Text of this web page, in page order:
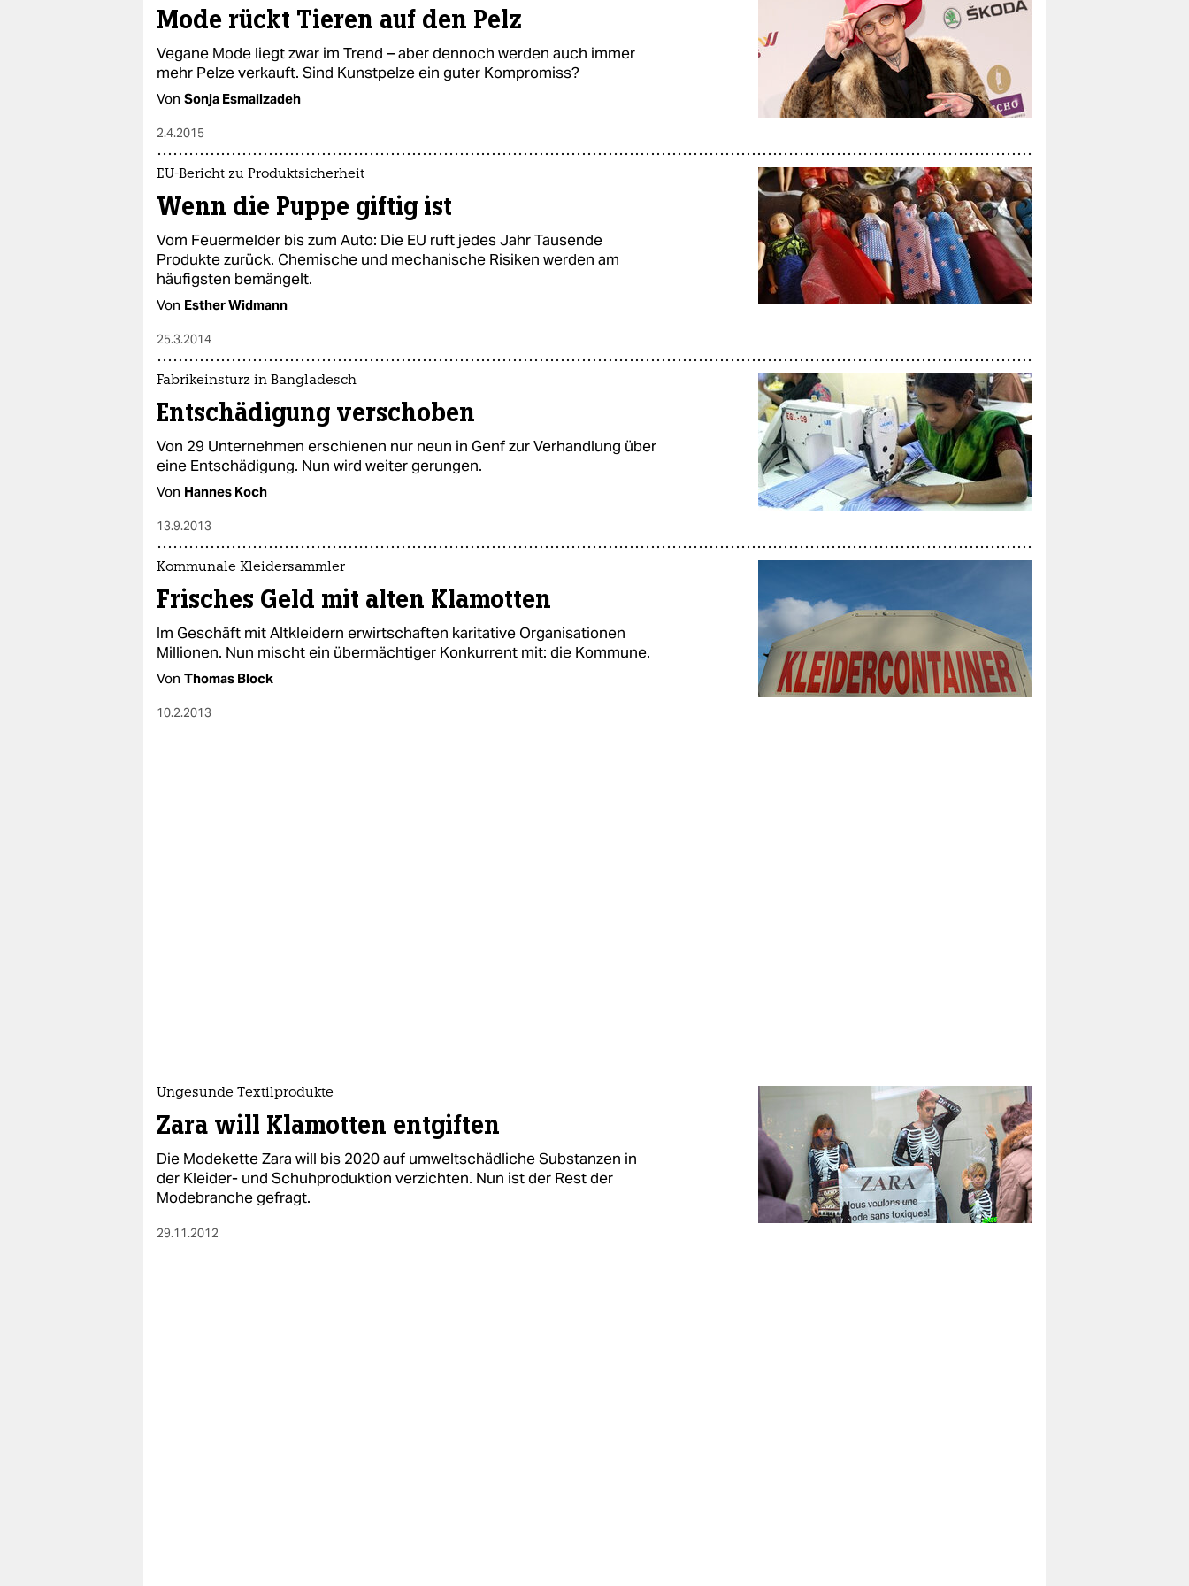
Mode rückt Tieren auf den Pelz
Vegane Mode liegt zwar im Trend – aber dennoch werden auch immer
mehr Pelze verkauft. Sind Kunstpelze ein guter Kompromiss?
Von Sonja Esmailzadeh
2.4.2015
EU-Bericht zu Produktsicherheit
Wenn die Puppe giftig ist
Vom Feuermelder bis zum Auto: Die EU ruft jedes Jahr Tausende
Produkte zurück. Chemische und mechanische Risiken werden am
häufigsten bemängelt.
Von Esther Widmann
25.3.2014
Fabrikeinsturz in Bangladesch
Entschädigung verschoben
Von 29 Unternehmen erschienen nur neun in Genf zur Verhandlung über
eine Entschädigung. Nun wird weiter gerungen.
Von Hannes Koch
13.9.2013
Kommunale Kleidersammler
Frisches Geld mit alten Klamotten
Im Geschäft mit Altkleidern erwirtschaften karitative Organisationen
Millionen. Nun mischt ein übermächtiger Konkurrent mit: die Kommune.
Von Thomas Block
10.2.2013
Ungesunde Textilprodukte
Zara will Klamotten entgiften
Die Modekette Zara will bis 2020 auf umweltschädliche Substanzen in
der Kleider- und Schuhproduktion verzichten. Nun ist der Rest der
Modebranche gefragt.
29.11.2012